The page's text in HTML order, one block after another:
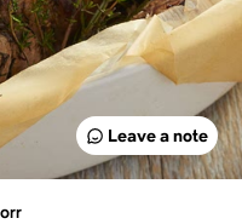
Leave a note